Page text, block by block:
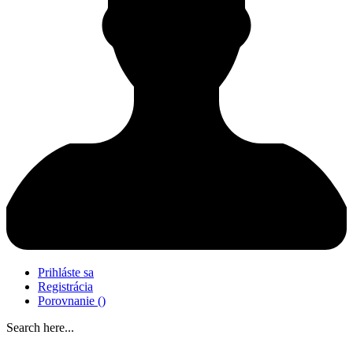
Prihláste sa
Registrácia
Porovnanie ()
Search here...